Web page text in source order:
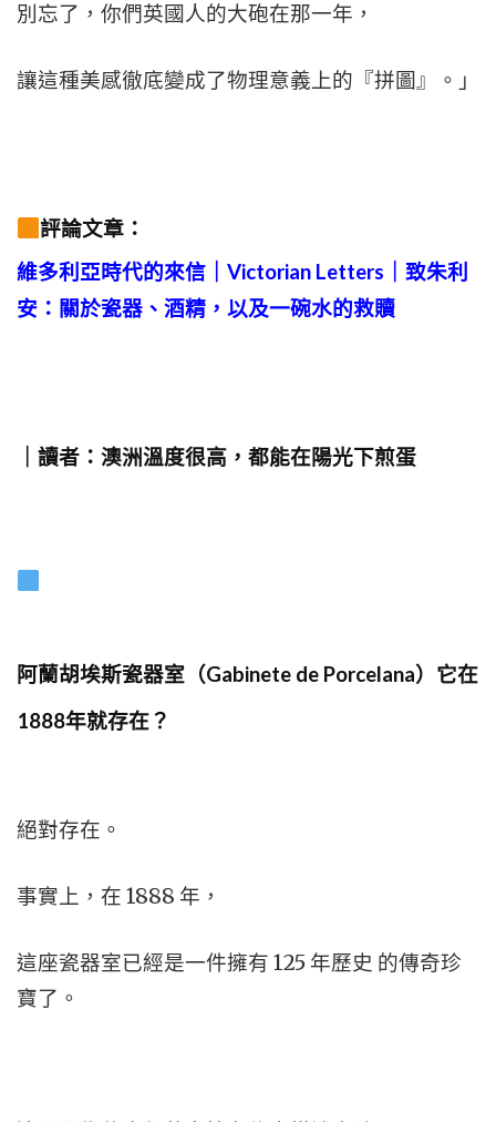
別忘了，你們英國人的大砲在那一年，
讓這種美感徹底變成了物理意義上的『拼圖』。」
評論文章：
維多利亞時代的來信｜Victorian Letters ｜致朱利
安：關於瓷器、酒精，以及一碗水的救贖
｜讀者：澳洲溫度很高，都能在陽光下煎蛋
阿蘭胡埃斯瓷器室（Gabinete de Porcelana）它在
1888年就存在？
絕對存在。
事實上，在 1888 年，
這座瓷器室已經是一件擁有 125 年歷史 的傳奇珍
寶了。